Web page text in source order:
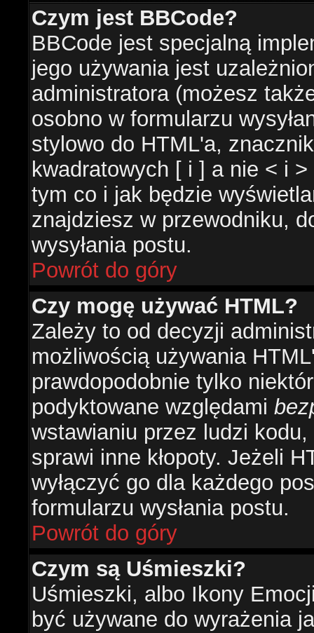
Czym jest BBCode?
BBCode jest specjalną
jego używania jest
administratora (możesz
osobno w formularzu
stylowo do HTML'a,
kwadratowych [ i ] a nie < i
tym co i jak będzie
znajdziesz w przewodniku,
wysyłania postu.
Powrót do góry
Czy mogę używać HTML?
Zależy to od decyzji
możliwością używania
prawdopodobnie tylko
podyktowane względami
wstawianiu przez ludzi
sprawi inne kłopoty. Jeżeli
wyłączyć go dla każdego
formularzu wysłania postu.
Powrót do góry
Czym są Uśmieszki?
Uśmieszki, albo Ikony
być używane do wyrażenia